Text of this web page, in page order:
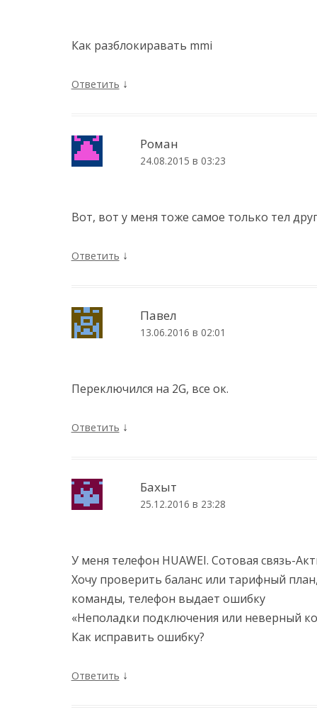
Как разблокиравать mmi
Ответить ↓
Роман
24.08.2015 в 03:23
Вот, вот у меня тоже самое только тел
Ответить ↓
Павел
13.06.2016 в 02:01
Переключился на 2G, все ок.
Ответить ↓
Бахыт
25.12.2016 в 23:28
У меня телефон HUAWEI. Сотовая связь-
Хочу проверить баланс или тарифный
команды, телефон выдает ошибку
«Неполадки подключения или неверный
Как исправить ошибку?
Ответить ↓